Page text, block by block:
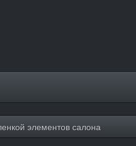
элементов салона